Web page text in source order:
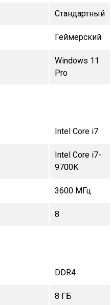
Стандартный
Геймерский
Windows 11
Pro
Intel Core i7
Intel Core i7-
9700K
3600 МГц
8
DDR4
8 ГБ